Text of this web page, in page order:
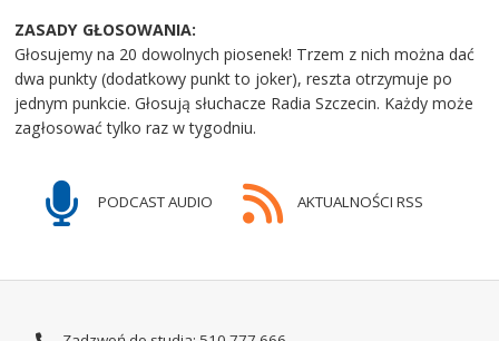
ZASADY GŁOSOWANIA:
Głosujemy na 20 dowolnych piosenek! Trzem z nich można dać
dwa punkty (dodatkowy punkt to joker), reszta otrzymuje po
jednym punkcie. Głosują słuchacze Radia Szczecin. Każdy może
zagłosować tylko raz w tygodniu.
PODCAST AUDIO AKTUALNOŚCI RSS